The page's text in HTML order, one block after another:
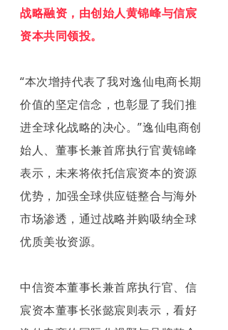
战略融资，由创始人黄锦峰与信宸
资本共同领投。
“本次增持代表了我对逸仙电商长期
价值的坚定信念，也彰显了我们推
进全球化战略的决心。”逸仙电商创
始人、董事长兼首席执行官黄锦峰
表示，未来将依托信宸资本的资源
优势，加强全球供应链整合与海外
市场渗透，通过战略并购吸纳全球
优质美妆资源。
中信资本董事长兼首席执行官、信
宸资本董事长张懿宸则表示，看好